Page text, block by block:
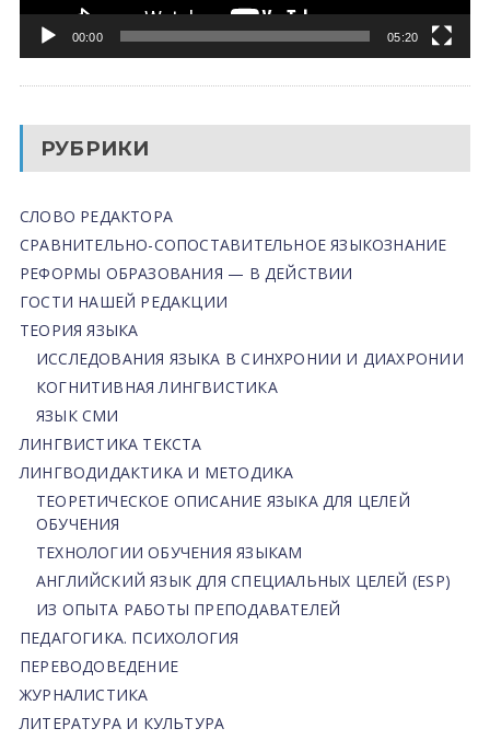
00:00 05:20
РУБРИКИ
СЛОВО РЕДАКТОРА
СРАВНИТЕЛЬНО-СОПОСТАВИТЕЛЬНОЕ ЯЗЫКОЗНАНИЕ
РЕФОРМЫ ОБРАЗОВАНИЯ — В ДЕЙСТВИИ
ГОСТИ НАШЕЙ РЕДАКЦИИ
ТЕОРИЯ ЯЗЫКА
ИССЛЕДОВАНИЯ ЯЗЫКА В СИНХРОНИИ И ДИАХРОНИИ
КОГНИТИВНАЯ ЛИНГВИСТИКА
ЯЗЫК СМИ
ЛИНГВИСТИКА ТЕКСТА
ЛИНГВОДИДАКТИКА И МЕТОДИКА
ТЕОРЕТИЧЕСКОЕ ОПИСАНИЕ ЯЗЫКА ДЛЯ ЦЕЛЕЙ
ОБУЧЕНИЯ
ТЕХНОЛОГИИ ОБУЧЕНИЯ ЯЗЫКАМ
АНГЛИЙСКИЙ ЯЗЫК ДЛЯ СПЕЦИАЛЬНЫХ ЦЕЛЕЙ (ESP)
ИЗ ОПЫТА РАБОТЫ ПРЕПОДАВАТЕЛЕЙ
ПЕДАГОГИКА. ПСИХОЛОГИЯ
ПЕРЕВОДОВЕДЕНИЕ
ЖУРНАЛИСТИКА
ЛИТЕРАТУРА И КУЛЬТУРА